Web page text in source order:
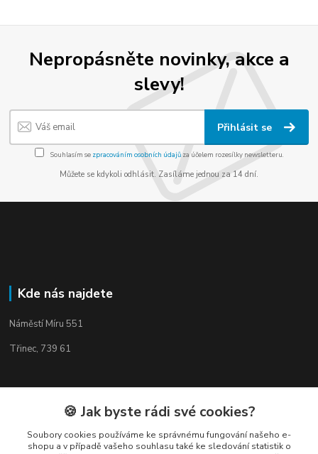
Nepropásněte novinky, akce a
slevy!
Přihlásit se
Souhlasím se zpracováním osobních údajůza účelem rozesílky newsletteru.
Můžete se kdykoli odhlásit. Zasíláme jednou za 14 dní.
Kde nás najdete
Náměstí Míru 551
Třinec, 739 61
🍪 Jak byste rádi své cookies?
Soubory cookies používáme ke správnému fungování našeho e-
shopu a v případě vašeho souhlasu také ke sledování statistik o